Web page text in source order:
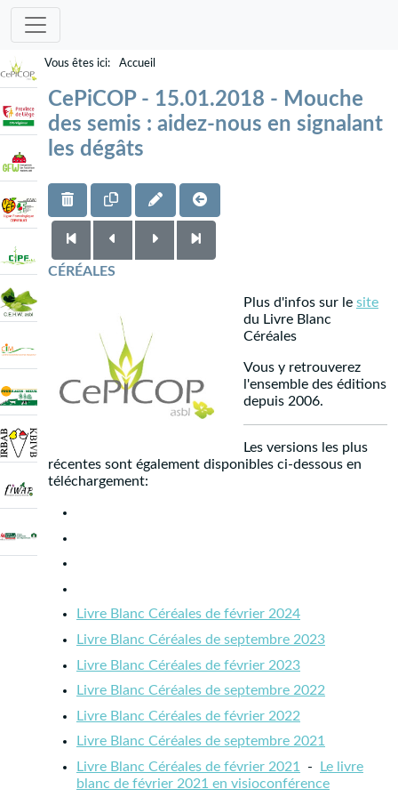
Accueil
CePiCOP - 15.01.2018 - Mouche
des semis : aidez-nous en signalant
les dégâts
CÉRÉALES
Plus d'infos sur le site
du Livre Blanc
Céréales
Vous y retrouverez
l'ensemble des éditions
depuis 2006.
Les versions les plus
récentes sont également disponibles ci-dessous en
téléchargement:
Livre Blanc Céréales de février 2024
Livre Blanc Céréales de septembre 2023
Livre Blanc Céréales de février 2023
Livre Blanc Céréales de septembre 2022
Livre Blanc Céréales de février 2022
Livre Blanc Céréales de septembre 2021
Livre Blanc Céréales de février 2021
-
Le livre
blanc de février 2021 en visioconférence